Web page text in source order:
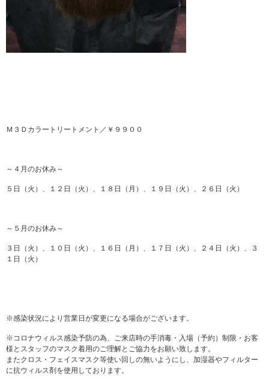
Ｍ３Ｄカラートリートメント／￥９９００
～４月のお休み～
５日（火）、１２日（火）、１８日（月）、１９日（火）、２６日（火）
～５月のお休み～
３日（火）、１０日（火）、１６日（月）、１７日（火）、２４日（火）、３
１日（火）
※感染状況により営業日が変更になる場合がございます。
※コロナウィルス感染予防の為、ご来店時の手消毒・入場（予約）制限・お客
様とスタッフのマスク着用のご理解とご協力をお願い致します。
またクロス・フェイスマスク等使い回しの無いようにし、加湿器やフィルター
に抗ウィルス剤を使用しております。